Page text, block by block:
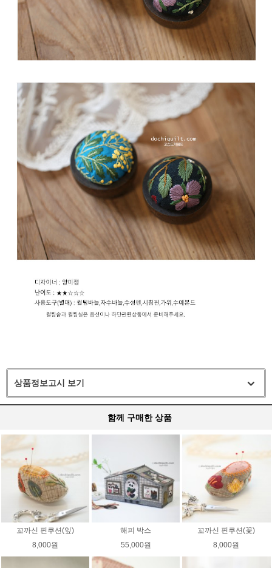
상품정보고시 보기
함께 구매한 상품
꼬까신 핀쿠션(잎)
8,000원
해피 박스
55,000원
꼬까신 핀쿠션(꽃)
8,000원